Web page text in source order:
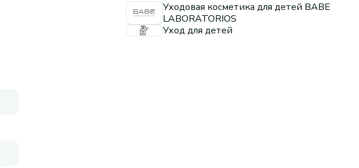
Уходовая косметика для детей BABE
LABORATORIOS
Уход для детей